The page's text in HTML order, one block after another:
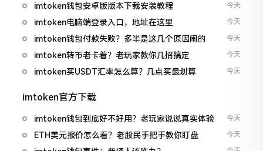
imtoken钱包安卓版版本下载安装教程 今天
imtoken电脑端登录入口，地址在这里 今天
imtoken钱包付款失败？多半是这几个原因闹的 今天
imtoken转币老卡着？老玩家教你几招搞定 今天
imtoken买USDT汇率怎么算？几点买最划算 今天
imtoken官方下载
imtoken钱包到底好不好用？老玩家说说真实体验 今天
ETH美元报价怎么看？老股民手把手教你盯盘 今天